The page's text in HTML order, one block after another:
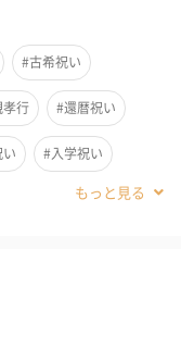
をコンパクトに収納
リーです。
#古希祝い
行 #還暦祝い
#入学祝い
#クリスマス